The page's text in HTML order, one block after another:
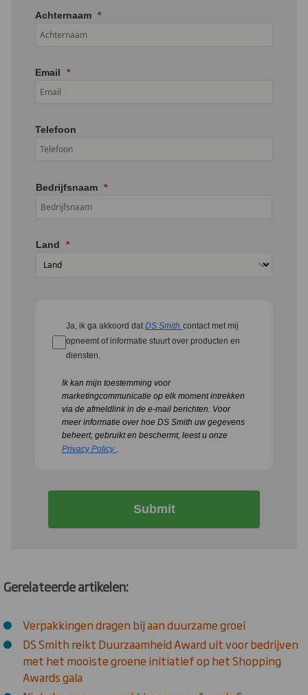
Achternaam
Email
Telefoon
Bedrijfsnaam
Land
Ja, ik ga akkoord datDS Smith contact met mij
opneemt of informatie stuurt over producten en
diensten.
Ik kan mijn toestemming voor
marketingcommunicatie op elk moment intrekken
via de afmeldlink in de e-mail berichten. Voor
meer informatie over hoe DS Smith uw gegevens
beheert, gebruikt en beschermt, leest u onze
Privacy Policy .
Submit
Gerelateerde artikelen:
Verpakkingen dragen bij aan duurzame groei
DS Smith reikt Duurzaamheid Award uit voor bedrijven
met het mooiste groene initiatief op het Shopping
Awards gala